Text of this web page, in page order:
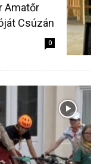
Amatőr
Csúzán
0